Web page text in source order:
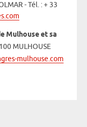
- Tél. : + 33
Mulhouse et sa
MULHOUSE
mulhouse.com